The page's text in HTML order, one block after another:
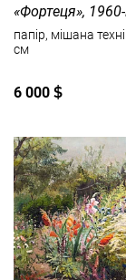
«Фортеця», 1960-
папір, мішана техніка , 45
см
6 000 $